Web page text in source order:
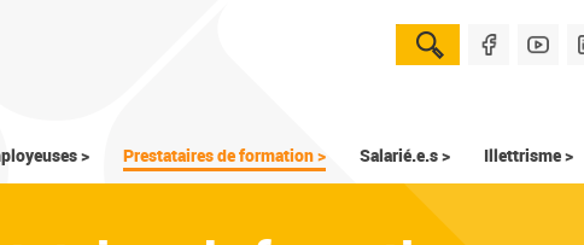
> Prestataires de formation > Salarié.e.s > Illettrisme >